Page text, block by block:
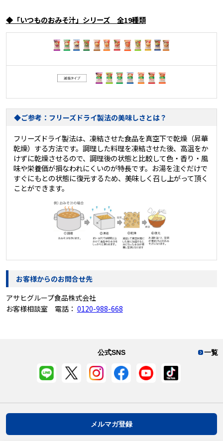
◆「いつものおみそ汁」シリーズ 全19種類
◆ご参考：フリーズドライ製法の美味しさとは？
フリーズドライ製法は、凍結させた食品を真空下で乾燥（昇華
乾燥）する方法です。調理した料理を凍結させた後、高温をか
けずに乾燥させるので、調理後の状態と比較して色・香り・風
味や栄養価が損なわれにくいのが特長です。お湯を注ぐだけで
すぐにもとの状態に復元するため、美味しく召し上がって頂く
ことができます。
お客様からのお問合せ先
アサヒグループ食品株式会社
お客様相談室 電話： 0120-988-668
一覧
公式SNS
メルマガ登録